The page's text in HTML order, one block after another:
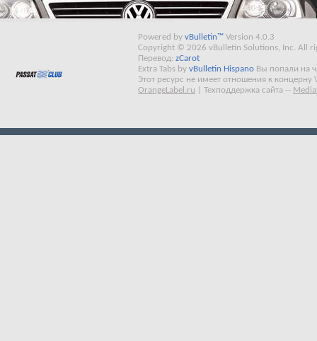
Powered by vBulletin™ Version 4.0.3
Copyright © 2026 vBulletin Solutions, Inc. All
Перевод: zCarot
Extra Tabs by vBulletin Hispano Вы попали на
Этот ресурс не имеет отношения к концерну
OrangeLabel.ru
Техподдержка сайта --